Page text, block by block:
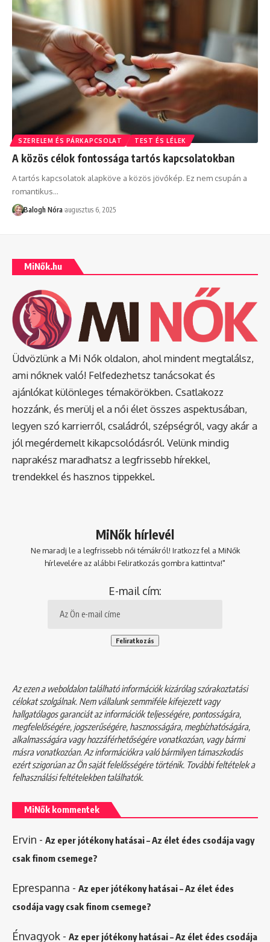
SZERELEM ÉS PÁRKAPCSOLAT TEST ÉS LÉLEK
A közös célok fontossága tartós kapcsolatokban
A tartós kapcsolatok alapköve a közös jövőkép. Ez nem csupán a
romantikus…
Balogh Nóra augusztus 6, 2025
MiNők.hu
Üdvözlünk a Mi Nők oldalon, ahol mindent megtalálsz,
ami nőknek való! Felfedezhetsz tanácsokat és
ajánlókat különleges témakörökben. Csatlakozz
hozzánk, és merülj el a női élet összes aspektusában,
legyen szó karrierről, családról, szépségről, vagy akár a
jól megérdemelt kikapcsolódásról. Velünk mindig
naprakész maradhatsz a legfrissebb hírekkel,
trendekkel és hasznos tippekkel.
MiNők hírlevél
Ne maradj le a legfrissebb női témákról! Iratkozz fel a MiNők
hírlevelére az alábbi Feliratkozás gombra kattintva!"
E-mail cím:
Az ezen a weboldalon található információk kizárólag szórakoztatási
célokat szolgálnak. Nem vállalunk semmiféle kifejezett vagy
hallgatólagos garanciát az információk teljességére, pontosságára,
megfelelőségére, jogszerűségére, hasznosságára, megbízhatóságára,
alkalmasságára vagy hozzáférhetőségére vonatkozóan, vagy bármi
másra vonatkozóan. Az információkra való bármilyen támaszkodás
ezért szigorúan az Ön saját felelősségére történik. További feltételek a
felhasználási feltételekbentalálhatók.
MiNők kommentek
Ervin - Az eper jótékony hatásai – Az élet édes csodája vagy
csak finom csemege?
Eprespanna - Az eper jótékony hatásai – Az élet édes
csodája vagy csak finom csemege?
Énvagyok - Az eper jótékony hatásai – Az élet édes csodája